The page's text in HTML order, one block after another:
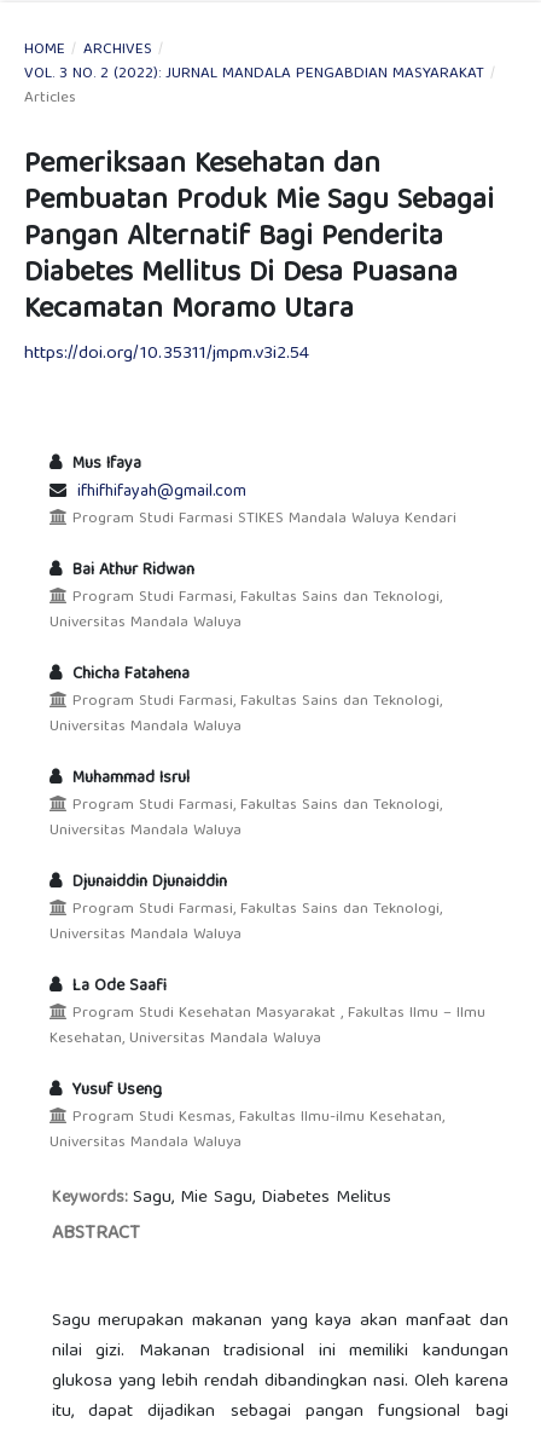
HOME / ARCHIVES /
VOL. 3 NO. 2 (2022): JURNAL MANDALA PENGABDIAN MASYARAKAT /
Articles
Pemeriksaan Kesehatan dan
Pembuatan Produk Mie Sagu Sebagai
Pangan Alternatif Bagi Penderita
Diabetes Mellitus Di Desa Puasana
Kecamatan Moramo Utara
https://doi.org/10.35311/jmpm.v3i2.54
Mus Ifaya
ifhifhifayah@gmail.com
Program Studi Farmasi STIKES Mandala Waluya Kendari
Bai Athur Ridwan
Program Studi Farmasi, Fakultas Sains dan Teknologi,
Universitas Mandala Waluya
Chicha Fatahena
Program Studi Farmasi, Fakultas Sains dan Teknologi,
Universitas Mandala Waluya
Muhammad Isrul
Program Studi Farmasi, Fakultas Sains dan Teknologi,
Universitas Mandala Waluya
Djunaiddin Djunaiddin
Program Studi Farmasi, Fakultas Sains dan Teknologi,
Universitas Mandala Waluya
La Ode Saafi
Program Studi Kesehatan Masyarakat , Fakultas Ilmu – Ilmu
Kesehatan, Universitas Mandala Waluya
Yusuf Useng
Program Studi Kesmas, Fakultas Ilmu-ilmu Kesehatan,
Universitas Mandala Waluya
Keywords:Sagu, Mie Sagu, Diabetes Melitus
ABSTRACT
Sagu merupakan makanan yang kaya akan manfaat dan
nilai gizi. Makanan tradisional ini memiliki kandungan
glukosa yang lebih rendah dibandingkan nasi. Oleh karena
itu, dapat dijadikan sebagai pangan fungsional bagi